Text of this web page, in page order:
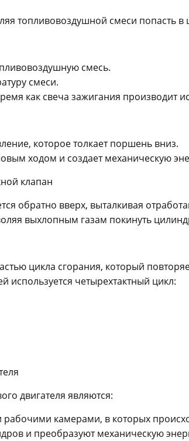
топливовоздушной смеси попасть в
смесь.
смеси.
как свеча зажигания производит
которое толкает поршень вниз.
ходом и создает механическую
клапан
обратно вверх, выталкивая
выхлопным газам покинуть
цикла сгорания, который
используется четырехтактный цикл:
двигателя являются:
камерами, в которых
и преобразуют механическую